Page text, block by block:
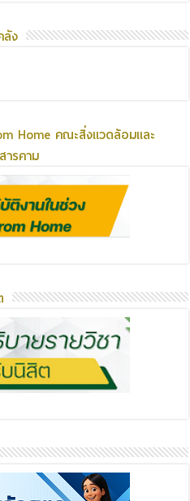
ลัง
Home คณะสิ่งแวดล้อมและ
ารคาม